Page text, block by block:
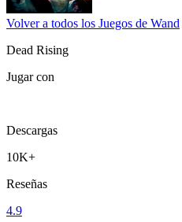
Volver a todos los Juegos de Wand
Dead Rising
Jugar con
Descargas
10K+
Reseñas
4.9